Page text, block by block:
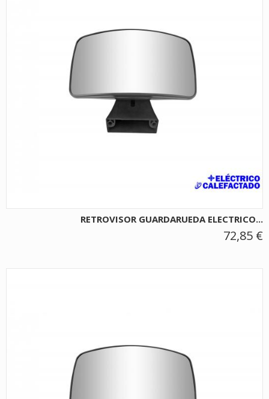
RETROVISOR GUARDARUEDA ELECTRICO...
72,85 €